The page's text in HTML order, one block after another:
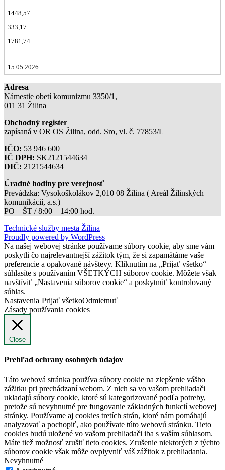
1448,57
333,17
1781,74
15.05.2026
Adresa
Námestie obetí komunizmu 3350/1,
011 31 Žilina
Obchodný register
zapísaná v OR OS Žilina, odd. Sro, vl. č. 77853/L
IČO: 53 946 600
IČ DPH: SK2121544634
DIČ: 2121544634
Úradné hodiny pre verejnosť
Prevádzka: Vysokoškolákov 2,010 08 Žilina ( Areál Žilinských
komunikácií, a.s.)
PO – ŠT / 8:00 – 14:00 hod.
Technické služby mesta Žilina
Proudly powered by WordPress
Na našej webovej stránke používame súbory cookie, aby sme vám
poskytli čo najrelevantnejší zážitok tým, že si zapamätáme vaše
preferencie a opakované návštevy. Kliknutím na „Prijať všetko“
súhlasíte s používaním VŠETKÝCH súborov cookie. Môžete však
navštíviť „Nastavenia súborov cookie“ a poskytnúť kontrolovaný
súhlas.
Nastavenia Prijať všetkoOdmietnuť
Zásady používania cookies
Close
Prehľad ochrany osobných údajov
Táto webová stránka používa súbory cookie na zlepšenie vášho
zážitku pri prechádzaní webom. Z nich sa vo vašom prehliadači
ukladajú súbory cookie, ktoré sú kategorizované podľa potreby,
pretože sú nevyhnutné pre fungovanie základných funkcií webovej
stránky. Používame aj cookies tretích strán, ktoré nám pomáhajú
analyzovať a pochopiť, ako používate túto webovú stránku. Tieto
cookies budú uložené vo vašom prehliadači iba s vaším súhlasom.
Máte tiež možnosť zrušiť tieto cookies. Zrušenie niektorých z týchto
súborov cookie však môže ovplyvniť váš zážitok z prehliadania.
Nevyhnutné